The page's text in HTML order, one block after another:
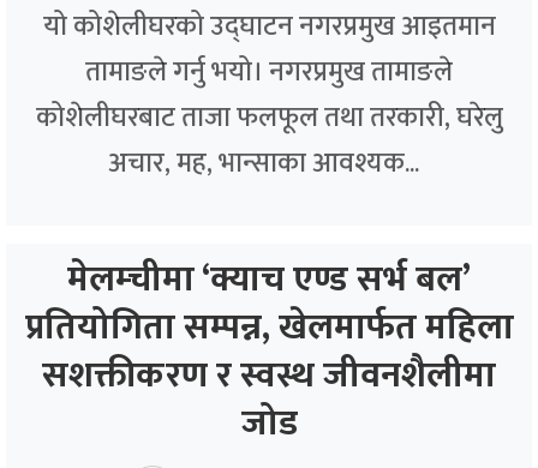
यो कोशेलीघरको उद्घाटन नगरप्रमुख आइतमान
तामाङले गर्नु भयो। नगरप्रमुख तामाङले
कोशेलीघरबाट ताजा फलफूल तथा तरकारी, घरेलु
अचार, मह, भान्साका आवश्यक...
मेलम्चीमा ‘क्याच एण्ड सर्भ बल’
प्रतियोगिता सम्पन्न, खेलमार्फत महिला
सशक्तीकरण र स्वस्थ जीवनशैलीमा
जोड